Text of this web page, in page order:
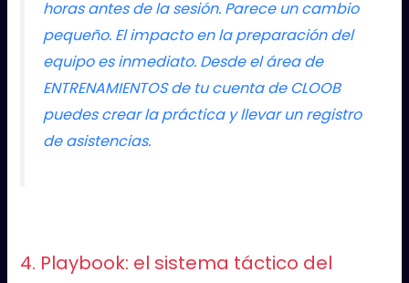
horas antes de la sesión. Parece un cambio
pequeño. El impacto en la preparación del
equipo es inmediato. Desde el área de
ENTRENAMIENTOS de tu cuenta de CLOOB
puedes crear la práctica y llevar un registro
de asistencias.
4. Playbook: el sistema táctico del